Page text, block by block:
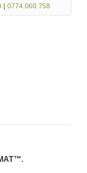
| 0774.060.758